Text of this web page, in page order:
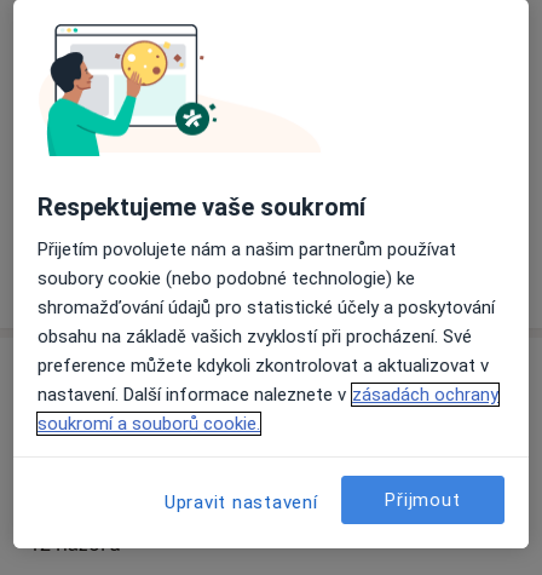
Dostupnost
Na této adrese online kalendář není aktivní
Co mám v takové situaci udělat?
Způsoby platby (soukromé návštěvy)
Detaily
Víceo adrese
Názory
Přidejte svůj názor
12 názorů
Respektujeme vaše soukromí
Přijetím povolujete nám a našim partnerům používat
soubory cookie (nebo podobné technologie) ke
shromažďování údajů pro statistické účely a poskytování
obsahu na základě vašich zvyklostí při procházení. Své
preference můžete kdykoli zkontrolovat a aktualizovat v
nastavení. Další informace naleznete v zásadách ochrany
soukromí a souborů cookie.
Upravit nastavení Přijmout